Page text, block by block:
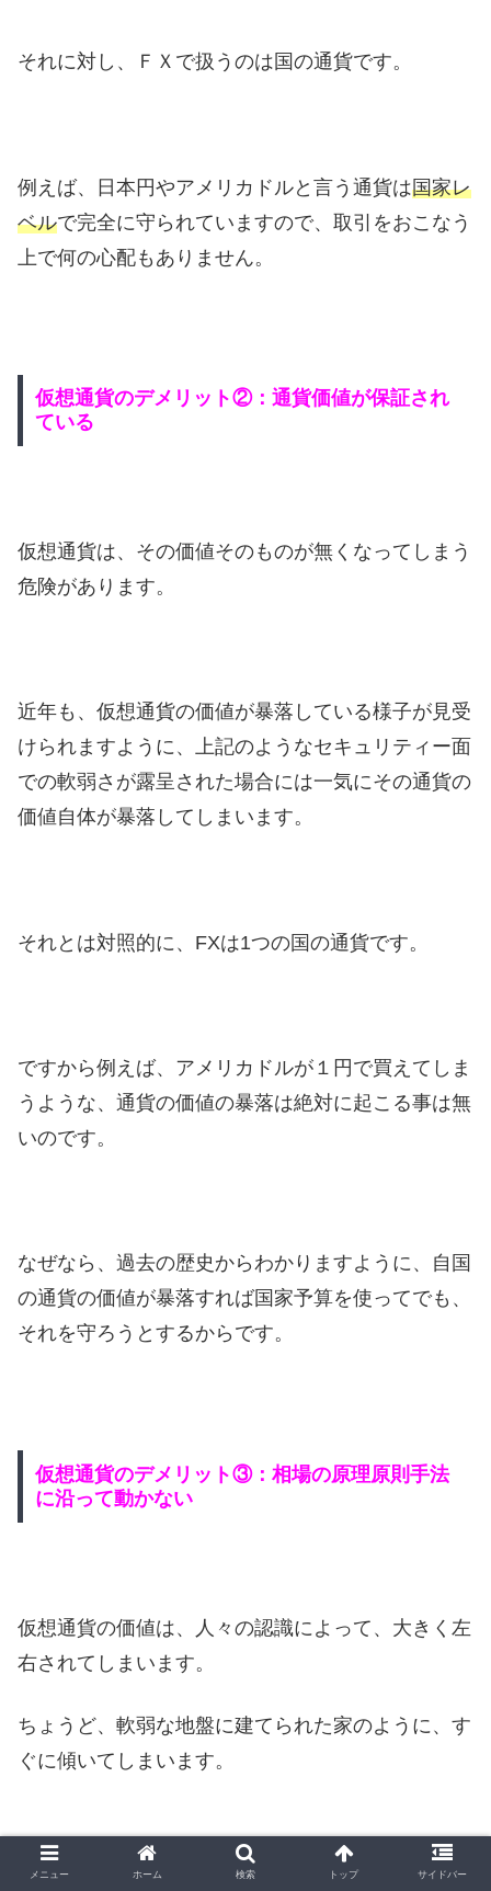
それに対し、ＦＸで扱うのは国の通貨です。
例えば、日本円やアメリカドルと言う通貨は国家レ
ベルで完全に守られていますので、取引をおこなう
上で何の心配もありません。
仮想通貨のデメリット②：通貨価値が保証され
ている
仮想通貨は、その価値そのものが無くなってしまう
危険があります。
近年も、仮想通貨の価値が暴落している様子が見受
けられますように、上記のようなセキュリティー面
での軟弱さが露呈された場合には一気にその通貨の
価値自体が暴落してしまいます。
それとは対照的に、FXは1つの国の通貨です。
ですから例えば、アメリカドルが１円で買えてしま
うような、通貨の価値の暴落は絶対に起こる事は無
いのです。
なぜなら、過去の歴史からわかりますように、自国
の通貨の価値が暴落すれば国家予算を使ってでも、
それを守ろうとするからです。
仮想通貨のデメリット③：相場の原理原則手法
に沿って動かない
仮想通貨の価値は、人々の認識によって、大きく左
右されてしまいます。
ちょうど、軟弱な地盤に建てられた家のように、す
ぐに傾いてしまいます。
国家の通貨が何かのニュースで暴落するとしても、
メニュー ホーム 検索 トップ サイドバー